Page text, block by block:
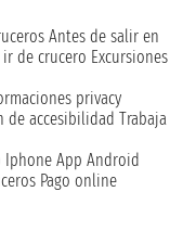
Antes de salir en
de crucero Excursiones
privacy
de accesibilidad Trabaja
Iphone App Android
Pago online